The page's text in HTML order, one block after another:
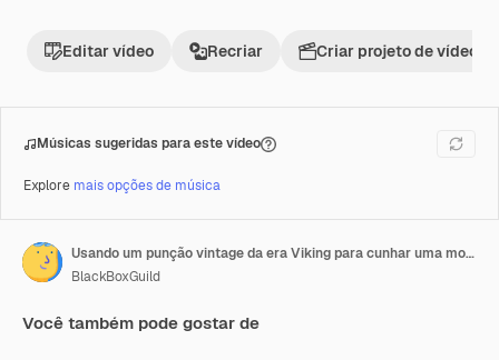
Editar vídeo Recriar Criar projeto de vídeo
Músicas sugeridas para este vídeo
Explore mais opções de música
Usando um punção vintage da era Viking para cunhar uma moeda
BlackBoxGuild
Você também pode gostar de